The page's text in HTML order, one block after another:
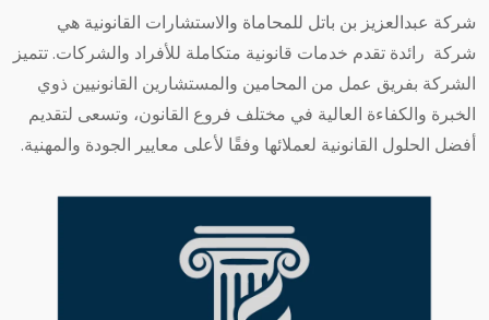
شركة عبدالعزيز بن باتل للمحاماة والاستشارات القانونية هي
شركة رائدة تقدم خدمات قانونية متكاملة للأفراد والشركات. تتميز
الشركة بفريق عمل من المحامين والمستشارين القانونيين ذوي
الخبرة والكفاءة العالية في مختلف فروع القانون، وتسعى لتقديم
أفضل الحلول القانونية لعملائها وفقًا لأعلى معايير الجودة والمهنية.